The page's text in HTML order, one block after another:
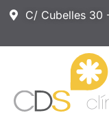
C/ Cubelles 30